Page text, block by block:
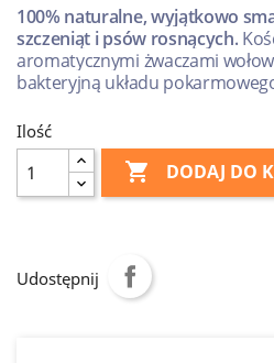
100% naturalne, wyjątkowo
szczeniąt i psów rosnących.
aromatycznymi żwaczami
bakteryjną układu
Ilość
 DODAJ DO
Udostępnij